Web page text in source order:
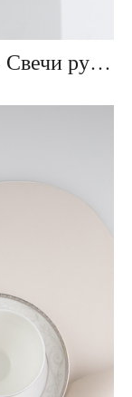
Съёмка для маркетплейсов. Свечи ручной работы.